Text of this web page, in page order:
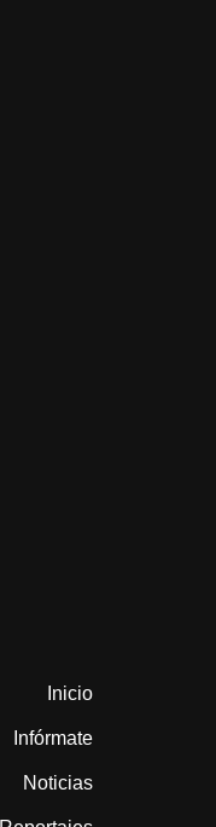
Inicio
Infórmate
Noticias